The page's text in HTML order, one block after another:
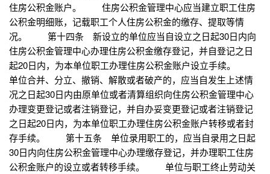
住房公积金账户。 住房公积金管理中心应当建立职工住房
公积金明细账，记载职工个人住房公积金的缴存、提取等情
况。 第十四条 新设立的单位应当自设立之日起30日内向
住房公积金管理中心办理住房公积金缴存登记，并自登记之日
起20日内，为本单位职工办理住房公积金账户设立手续。
单位合并、分立、撤销、解散或者破产的，应当自发生上述情
况之日起30日内由原单位或者清算组织向住房公积金管理中心
办理变更登记或者注销登记，并自办妥变更登记或者注销登记
之日起20日内，为本单位职工办理住房公积金账户转移或者封
存手续。 第十五条 单位录用职工的，应当自录用之日起
30日内向住房公积金管理中心办理缴存登记，并办理职工住房
公积金账户的设立或者转移手续。 单位与职工终止劳动关